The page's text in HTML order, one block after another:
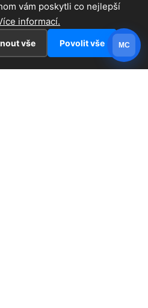
vám poskytli co nejlepší
informací.
vše Povolit vše MC